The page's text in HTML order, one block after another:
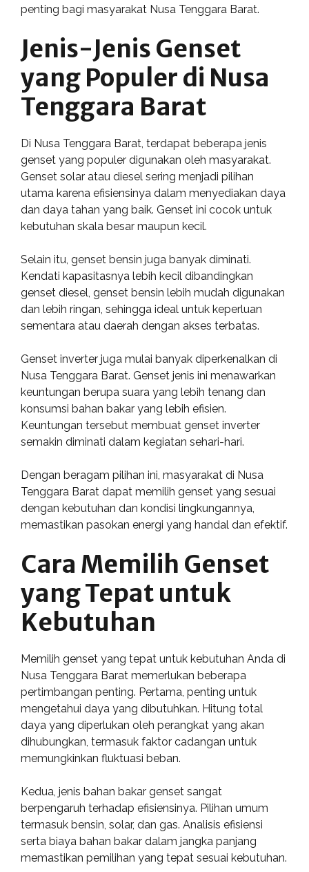
penting bagi masyarakat Nusa Tenggara Barat.
Jenis-Jenis Genset
yang Populer di Nusa
Tenggara Barat
Di Nusa Tenggara Barat, terdapat beberapa jenis
genset yang populer digunakan oleh masyarakat.
Genset solar atau diesel sering menjadi pilihan
utama karena efisiensinya dalam menyediakan daya
dan daya tahan yang baik. Genset ini cocok untuk
kebutuhan skala besar maupun kecil.
Selain itu, genset bensin juga banyak diminati.
Kendati kapasitasnya lebih kecil dibandingkan
genset diesel, genset bensin lebih mudah digunakan
dan lebih ringan, sehingga ideal untuk keperluan
sementara atau daerah dengan akses terbatas.
Genset inverter juga mulai banyak diperkenalkan di
Nusa Tenggara Barat. Genset jenis ini menawarkan
keuntungan berupa suara yang lebih tenang dan
konsumsi bahan bakar yang lebih efisien.
Keuntungan tersebut membuat genset inverter
semakin diminati dalam kegiatan sehari-hari.
Dengan beragam pilihan ini, masyarakat di Nusa
Tenggara Barat dapat memilih genset yang sesuai
dengan kebutuhan dan kondisi lingkungannya,
memastikan pasokan energi yang handal dan efektif.
Cara Memilih Genset
yang Tepat untuk
Kebutuhan
Memilih genset yang tepat untuk kebutuhan Anda di
Nusa Tenggara Barat memerlukan beberapa
pertimbangan penting. Pertama, penting untuk
mengetahui daya yang dibutuhkan. Hitung total
daya yang diperlukan oleh perangkat yang akan
dihubungkan, termasuk faktor cadangan untuk
memungkinkan fluktuasi beban.
Kedua, jenis bahan bakar genset sangat
berpengaruh terhadap efisiensinya. Pilihan umum
termasuk bensin, solar, dan gas. Analisis efisiensi
serta biaya bahan bakar dalam jangka panjang
memastikan pemilihan yang tepat sesuai kebutuhan.